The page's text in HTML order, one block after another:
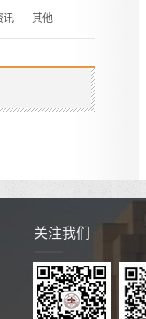
讯 其他
关注我们